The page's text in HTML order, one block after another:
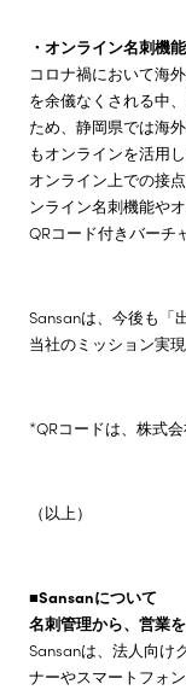
・オンライン名刺機
コロナ禍において海
を余儀なくされる中
ため、静岡県では海
もオンラインを活用
オンライン上での接
ンライン名刺機能や
QRコード付きバーチ
Sansanは、今後も「
当社のミッション実
*QRコードは、株式
（以上）
■Sansanについて
名刺管理から、営業
Sansanは、法人向け
ナーやスマートフォ